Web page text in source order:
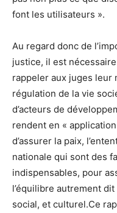
font les utilisateurs ».
Au regard donc de
justice, il est
rappeler aux juges leur
régulation de la vie
d’acteurs de
rendent en «
d’assurer la paix,
nationale qui sont des
indispensables, pour
l’équilibre autrement
social, et culturel.Ce